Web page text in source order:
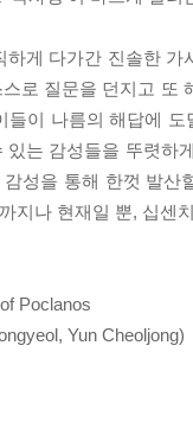
하게 다가간 진솔한
로 질문을 던지고 또
들이 나름의 해답에
있는 감성들을 뚜렷하
성을 통해 한껏 발
지나 현재일 뿐, 십센
Poclanos
Yun Cheoljong)